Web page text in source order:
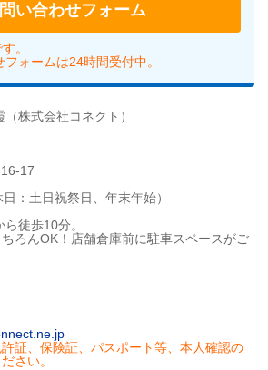
い合わせフォーム
。
ォームは24時間受付中。
株式会社コネクト）
17
：土日祝祭日、年末年始）
徒歩10分。
ろんOK！店舗倉庫前に駐車スペースがご
証、保険証、パスポート等、本人確認の
さい。